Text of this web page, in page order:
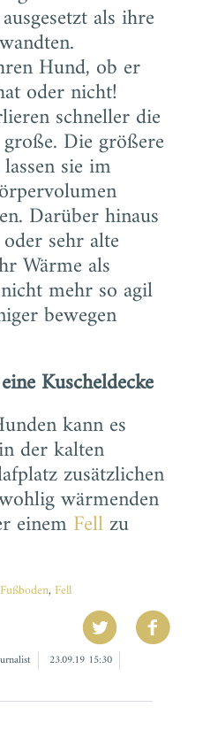
als ihre
Hund, ob er
oder nicht!
schneller die
Die größere
sie im
Darüber hinaus
sehr alte
Wärme als
mehr so agil
bewegen
Kuscheldecke
kann es
der kalten
zusätzlichen
wärmenden
einemFellzu
Fußboden, Fell
23.09.19 15:30